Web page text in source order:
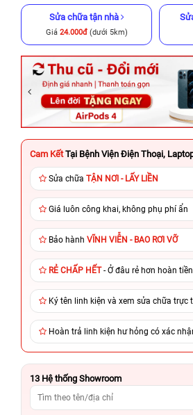
Sửa chữa tận nhà
Giá 24.000đ(dưới 5km)
Cam Kết Tại Bệnh Viện Điện Thoại,
Sửa chữa TẬN NƠI - LẤY LIỀN
Giá luôn công khai, không phụ phí ẩn
Bảo hành VĨNH VIỄN - BAO RƠI VỠ
RẺ CHẤP HẾT- Ở đâu rẻ hơn hoàn tiền
Ký tên linh kiện và xem sửa chữa trực
Hoàn trả linh kiện hư hỏng có xác
13 Hệ thống Showroom